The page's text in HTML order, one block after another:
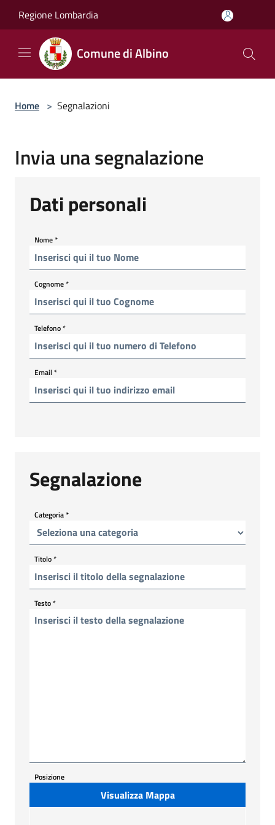
Regione Lombardia
Comune di Albino
Home > Segnalazioni
Invia una segnalazione
Dati personali
Nome*
Cognome*
Telefono*
Email*
Segnalazione
Categoria*
Titolo*
Testo*
Posizione
Visualizza Mappa